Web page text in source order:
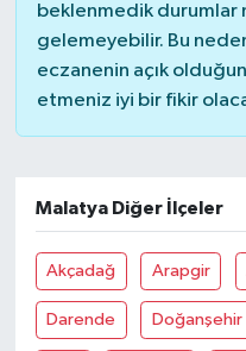
beklenmedik durumlar
gelemeyebilir. Bu
eczanenin açık
etmeniz iyi bir fikir
Malatya Diğer İlçeler
Akçadağ Arapgir
Darende Doğanşehir